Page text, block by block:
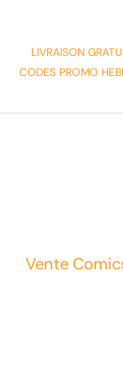
LIVRAISON
CODES PROMO
Vente